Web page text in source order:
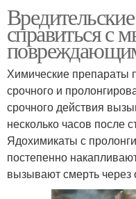
справиться с
Химические препараты
срочного и
срочного действия
несколько часов после
Ядохимикаты с
постепенно
вызывают смерть